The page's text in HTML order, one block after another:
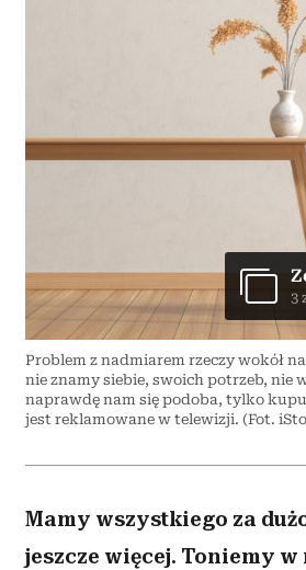
Problem z nadmiarem rzeczy wokół
nie znamy siebie, swoich potrzeb, nie
naprawdę nam się podoba, tylko
jest reklamowane w telewizji. (Fot.
3
Mamy wszystkiego za
jeszcze więcej. Toniemy